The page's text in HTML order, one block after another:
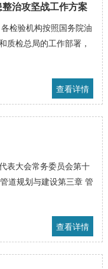
治攻坚战工作方案
检验机构按照国务院油
质检总局的工作部署，
查看详情
表大会常务委员会第十
道规划与建设第三章 管
查看详情